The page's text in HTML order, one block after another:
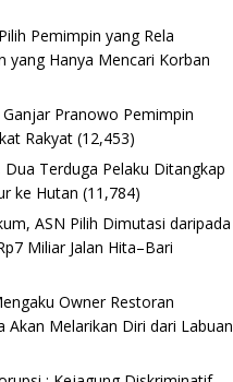
Pemimpin yang Rela
yang Hanya Mencari Korban
Ganjar Pranowo Pemimpin
Rakyat (12,453)
Dua Terduga Pelaku Ditangkap
ke Hutan (11,784)
ASN Pilih Dimutasi daripada
Miliar Jalan Hita–Bari
Owner Restoran
Akan Melarikan Diri dari Labuan